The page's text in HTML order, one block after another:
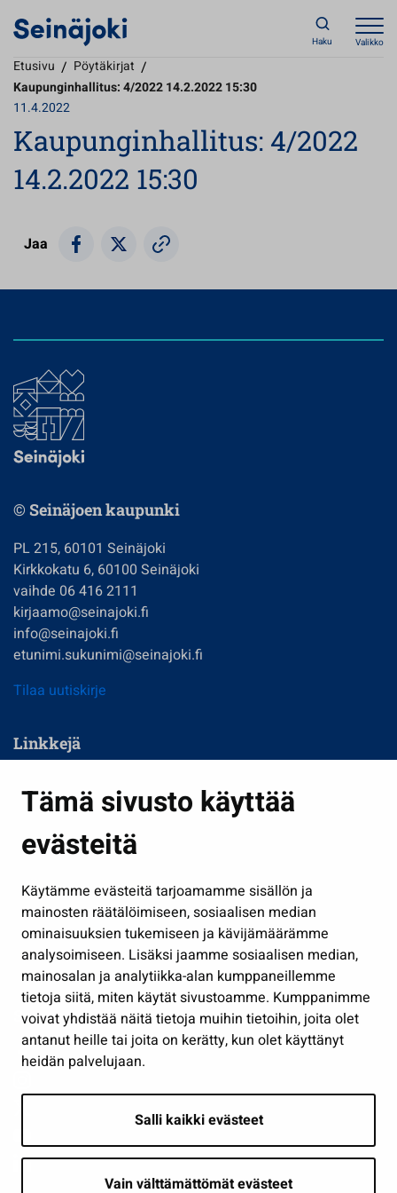
Tämä sivusto käyttää
evästeitä
Käytämme evästeitä tarjoamamme sisällön ja
mainosten räätälöimiseen, sosiaalisen median
ominaisuuksien tukemiseen ja kävijämäärämme
analysoimiseen. Lisäksi jaamme sosiaalisen median,
mainosalan ja analytiikka-alan kumppaneillemme
tietoja siitä, miten käytät sivustoamme. Kumppanimme
voivat yhdistää näitä tietoja muihin tietoihin, joita olet
antanut heille tai joita on kerätty, kun olet käyttänyt
heidän palvelujaan.
Salli kaikki evästeet
Vain välttämättömät evästeet
Haku Valikko
Etusivu / Pöytäkirjat /
Kaupunginhallitus: 4/2022 14.2.2022 15:30
11.4.2022
Kaupunginhallitus: 4/2022
14.2.2022 15:30
Jaa
© Seinäjoen kaupunki
PL 215, 60101 Seinäjoki
Kirkkokatu 6, 60100 Seinäjoki
vaihde 06 416 2111
kirjaamo@seinajoki.fi
info@seinajoki.fi
etunimi.sukunimi@seinajoki.fi
Tilaa uutiskirje
Linkkejä
Kasvatus ja opetus
Kulttuuri ja liikunta
Työ ja yrittäminen
Osallistu ja asioi
Näytä omat evästeasetukseni
Seuraa meitä